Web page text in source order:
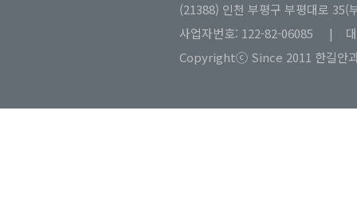
(21388) 인천 부평구 부평대로
사업자번호: 122-82-06085 | 대
Copyrightⓒ Since 2011 한길안